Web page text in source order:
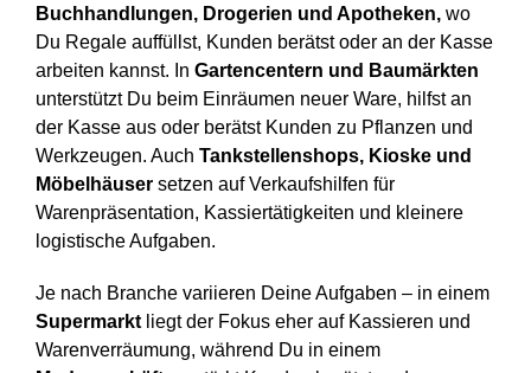
Buchhandlungen, Drogerien und Apotheken,wo
Du Regale auffüllst, Kunden berätst oder an der Kasse
arbeiten kannst. In Gartencentern und Baumärkten
unterstützt Du beim Einräumen neuer Ware, hilfst an
der Kasseausoder berätst Kunden zu Pflanzen und
Werkzeugen. Auch Tankstellenshops, Kioske und
Möbelhäusersetzen auf Verkaufshilfen für
Warenpräsentation, Kassiertätigkeiten und kleinere
logistische Aufgaben.
Je nach Branche variieren Deine Aufgaben – in einem
Supermarktliegt der Fokuseherauf Kassieren und
Warenverräumung, während Du in einem